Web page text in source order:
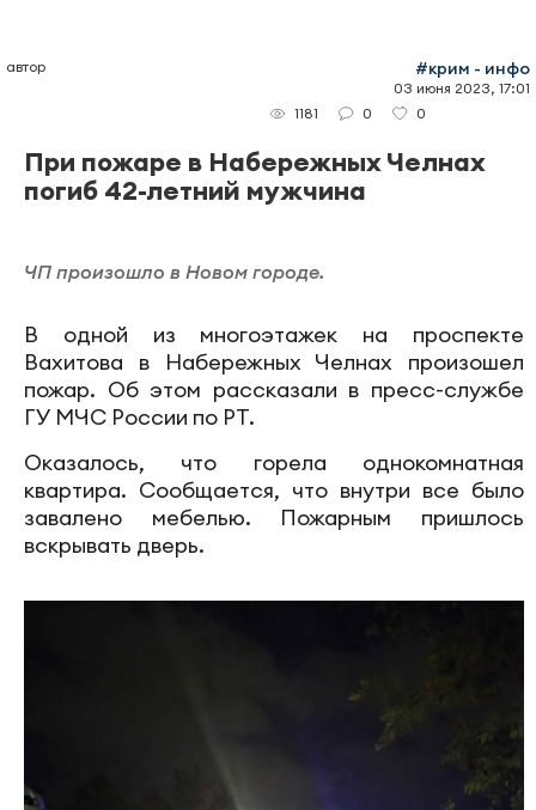
автор #крим - инфо
03 июня 2023, 17:01
1181
0 0
При пожаре в Набережных Челнах
погиб 42-летний мужчина
ЧП произошло в Новом городе.
В одной из многоэтажек на проспекте
Вахитова в Набережных Челнах произошел
пожар. Об этом рассказали в пресс-службе
ГУ МЧС России по РТ.
Оказалось, что горела однокомнатная
квартира. Сообщается, что внутри все было
завалено мебелью. Пожарным пришлось
вскрывать дверь.